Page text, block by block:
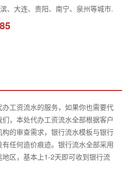
、大连、贵阳、南宁、泉州等城市.
工资流水的服务，如果你也需要代
，本处代办工资流水全部根据客户
的审查需求，银行流水模板与银行
任何造价痕迹。银行流水全部采用
区，基本上1-2天即可收到银行流